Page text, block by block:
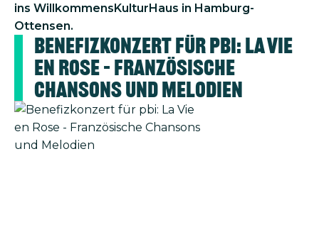
ins Willkommens­KulturHaus in Hamburg-
Ottensen.
Benefizkonzert für pbi: La Vie
en Rose – Französische
Chansons und Melodien
Bild